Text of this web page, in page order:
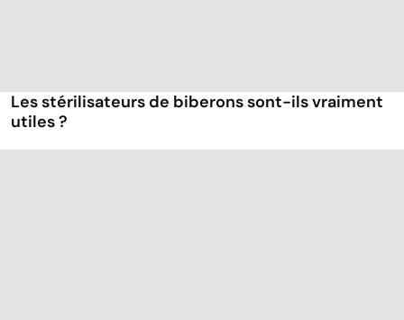
Les stérilisateurs de biberons sont-ils vraiment
utiles ?